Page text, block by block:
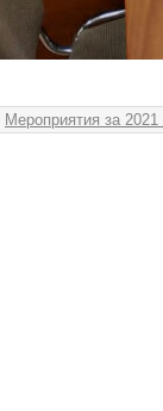
Мероприятия за 2021